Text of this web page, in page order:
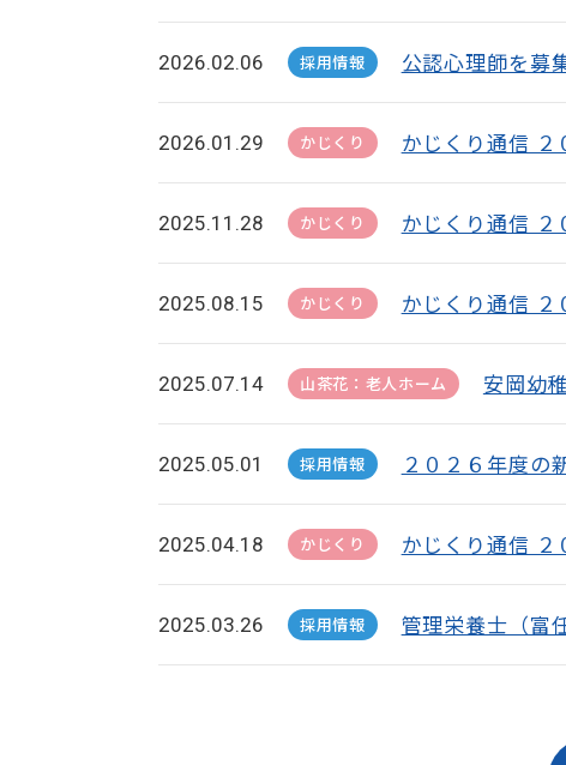
2026.02.06 採用情報 公認心理師を募
2026.01.29 かじくり かじくり通信
2025.11.28 かじくり かじくり通信 ２
2025.08.15 かじくり かじくり通信 ２
2025.07.14 山茶花：老人ホーム 安岡幼
2025.05.01 採用情報 ２０２６年度の
2025.04.18 かじくり かじくり通信
2025.03.26 採用情報 管理栄養士（富